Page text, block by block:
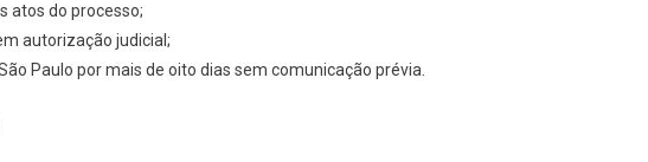
atos do processo;
autorização judicial;
Paulo por mais de oito dias sem comunicação prévia.